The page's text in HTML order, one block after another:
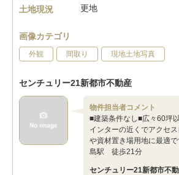
土地現況
更地
画像カテゴリ
外観 間取り 現地土地写真
センチュリー21新都市不動産
物件担当者コメント
■建築条件なし■広々60坪
インターの近くでアクセ
や資材置き場用地に最適
島駅 徒歩21分
センチュリー21新都市不